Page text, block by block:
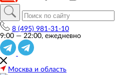
8 (495) 981-31-10
9:00 — 22:00, ежедневно
Москва и область